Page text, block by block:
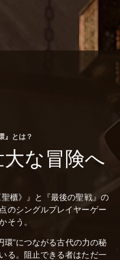
』とは？
な冒険へ
櫃》』と『最後の聖戦』の
のシングルプレイヤーゲー
そう。
環”につながる古代の力の秘
る。阻止できる者はただ一